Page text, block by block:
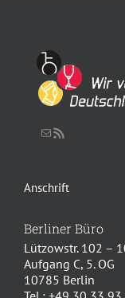
Schreiben Sie uns eine Nachricht
Anschrift
Berliner Büro
Lützowstr. 102 –
Aufgang C, 5. OG
10785 Berlin